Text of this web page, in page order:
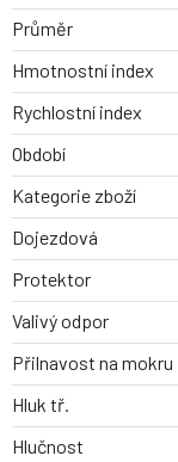
Průměr
Hmotnostní index
Rychlostní index
Období
Kategorie zboží
Dojezdová
Protektor
Valivý odpor
Přilnavost na mokru
Hluk tř.
Hlučnost